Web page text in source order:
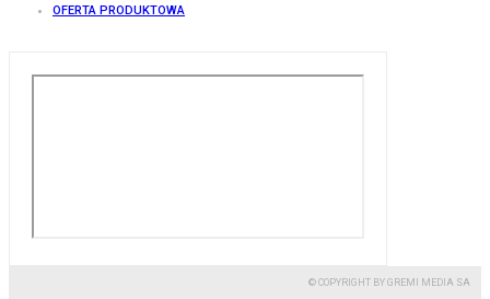
OFERTA PRODUKTOWA
© COPYRIGHT BY GREMI MEDIA SA